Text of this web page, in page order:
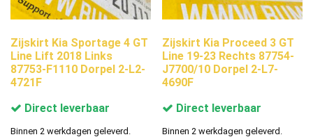
Zijskirt Kia Sportage 4 GT
Line Lift 2018 Links
87753-F1110 Dorpel 2-L2-
4721F
Direct leverbaar
Binnen 2 werkdagen geleverd.
Zijskirt Kia Proceed 3 GT
Line 19-23 Rechts 87754-
J7700/10 Dorpel 2-L7-
4690F
Direct leverbaar
Binnen 2 werkdagen geleverd.